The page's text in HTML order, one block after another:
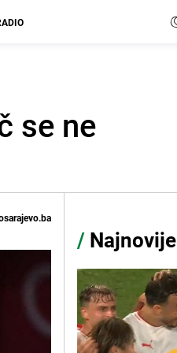
se ne
/ Najnovije